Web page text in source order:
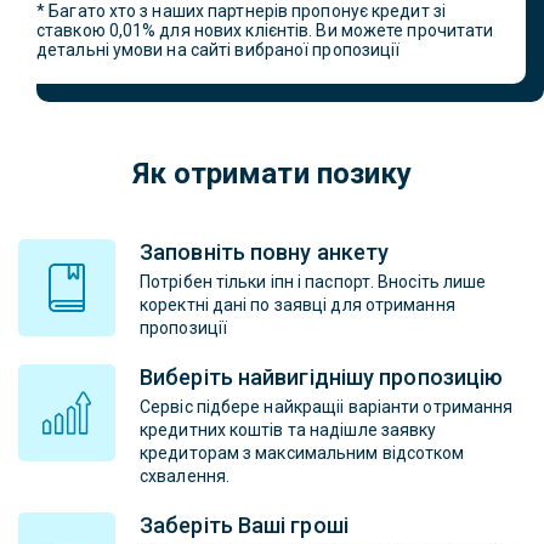
* Багато хто з наших партнерів пропонує кредит зі
ставкою 0,01% для нових клієнтів. Ви можете прочитати
детальні умови на сайті вибраної пропозиції
Як отримати позику
Заповніть повну анкету
Потрібен тільки іпн і паспорт. Вносіть лише
коректні дані по заявці для отримання
пропозиції
Виберіть найвигіднішу пропозицію
Сервіс підбере найкращіі варіанти отримання
кредитних коштів та надішле заявку
кредиторам з максимальним відсотком
схвалення.
Заберіть Ваші гроші